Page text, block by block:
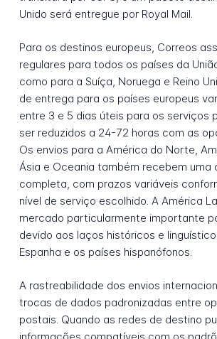
Unido será entregue por Royal Mail.
Para os destinos europeus, Correos
regulares para todos os países da
como para a Suíça, Noruega e Reino
de entrega para os países europeus
entre 3 e 5 dias úteis para os serviços
ser reduzidos a 24-72 horas com as
Os envios para a América do Norte,
Ásia e Oceania também recebem uma
completa, com prazos variáveis
nível de serviço escolhido. A América
mercado particularmente importante
devido aos laços históricos e
Espanha e os países hispanófonos.
A rastreabilidade dos envios
trocas de dados padronizadas entre
postais. Quando as redes de destino